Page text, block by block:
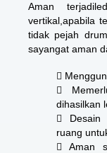
Aman
vertikal,apabila
tidak pejah
sayangat aman


dihasilkan
 Desain
ruang
 Aman